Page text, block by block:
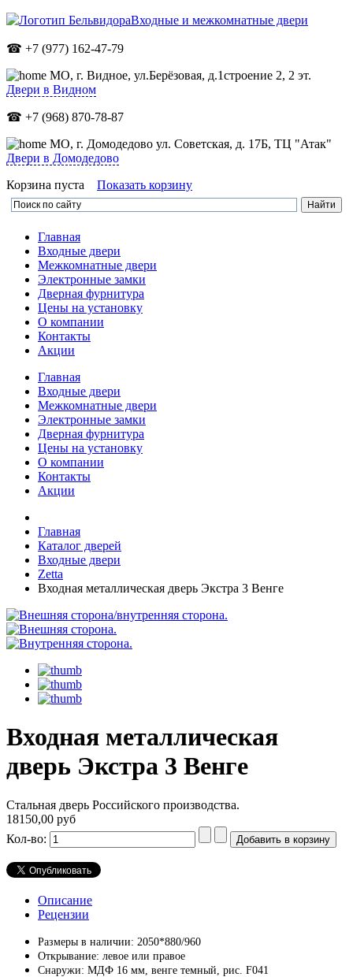
Входные и межкомнатные двери
☎ +7 (977) 162-47-79
МО, г. Видное, ул.Берёзовая, д.1строение 2, 2 эт.
Двери в Видном
☎ +7 (968) 870-78-87
МО, г. Домодедово ул. Советская, д. 17Б, ТЦ "Атак"
Двери в Домодедово
Корзина пуста
Показать корзину
Главная
Входные двери
Межкомнатные двери
Электронные замки
Дверная фурнитура
Цены на установку
О компании
Контакты
Акции
Главная
Входные двери
Межкомнатные двери
Электронные замки
Дверная фурнитура
Цены на установку
О компании
Контакты
Акции
Главная
Каталог дверей
Входные двери
Zetta
Входная металлическая дверь Экстра 3 Венге
Входная металлическая
дверь Экстра 3 Венге
Стальная дверь Российского производства.
18150,00 руб
Кол-во:
Описание
Рецензии
Размеры в наличии: 2050*880/960
Открывание: левое или правое
Снаружи: МДФ 16 мм, венге темный, рис. F041